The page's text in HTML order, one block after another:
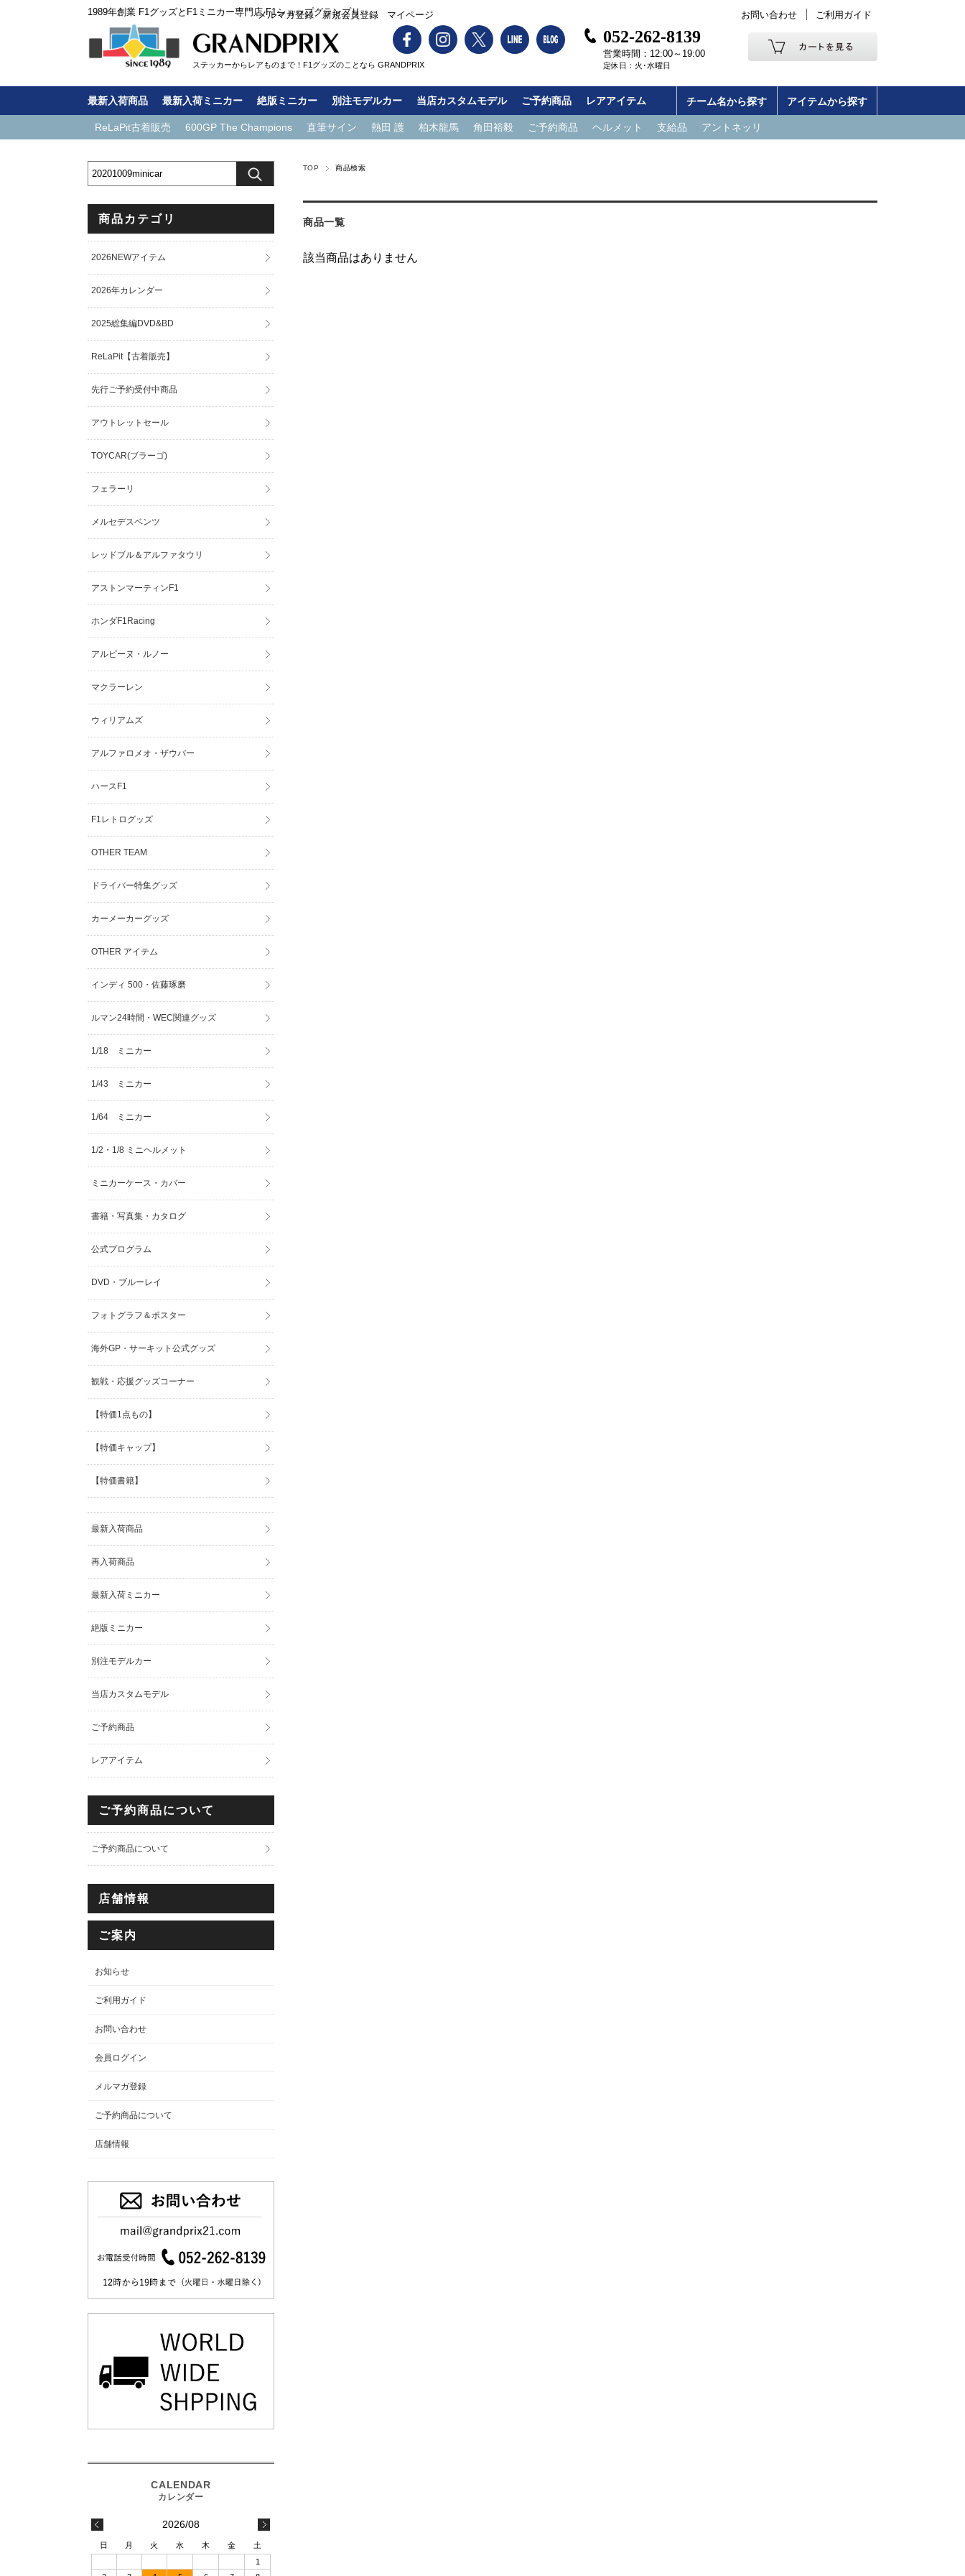
1989年創業 F1グッズとF1ミニカー専門店 F1ショップグランプリ
ステッカーからレアものまで！F1グッズのことなら GRANDPRIX
メルマガ登録 新規会員登録 マイページ お問い合わせ ご利用ガイド
052-262-8139
営業時間：12:00～19:00
定休日：火･水曜日
最新入荷商品 最新入荷ミニカー 絶版ミニカー 別注モデルカー 当店カスタムモデル ご予約商品 レアアイテム チーム名から探す アイテムから探す
ReLaPit古着販売 600GP The Champions 直筆サイン 熱田 護 柏木龍馬 角田裕毅 ご予約商品 ヘルメット 支給品 アントネッリ
TOP 商品検索
商品一覧
該当商品はありません
商品カテゴリ
2026NEWアイテム
2026年カレンダー
2025総集編DVD&BD
ReLaPit【古着販売】
先行ご予約受付中商品
アウトレットセール
TOYCAR(ブラーゴ)
フェラーリ
メルセデスベンツ
レッドブル＆アルファタウリ
アストンマーティンF1
ホンダF1Racing
アルピーヌ・ルノー
マクラーレン
ウィリアムズ
アルファロメオ・ザウバー
ハースF1
F1レトログッズ
OTHER TEAM
ドライバー特集グッズ
カーメーカーグッズ
OTHER アイテム
インディ 500・佐藤琢磨
ルマン24時間・WEC関連グッズ
1/18 ミニカー
1/43 ミニカー
1/64 ミニカー
1/2・1/8 ミニヘルメット
ミニカーケース・カバー
書籍・写真集・カタログ
公式プログラム
DVD・ブルーレイ
フォトグラフ＆ポスター
海外GP・サーキット公式グッズ
観戦・応援グッズコーナー
【特価1点もの】
【特価キャップ】
【特価書籍】
最新入荷商品
再入荷商品
最新入荷ミニカー
絶版ミニカー
別注モデルカー
当店カスタムモデル
ご予約商品
レアアイテム
ご予約商品について
ご予約商品について
店舗情報
ご案内
お知らせ
ご利用ガイド
お問い合わせ
会員ログイン
メルマガ登録
ご予約商品について
店舗情報
2026/08
日 月 火 水 木 金
土
1